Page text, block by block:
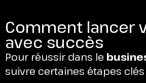
Comment lancer
avec succès
Pour réussir dans le
suivre certaines étapes clés